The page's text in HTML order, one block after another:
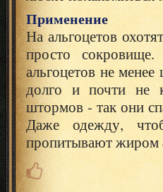
Применение
На альгоцетов
просто
альгоцетов не
долго и почти не
штормов - так они
Даже одежду,
пропитывают жиром